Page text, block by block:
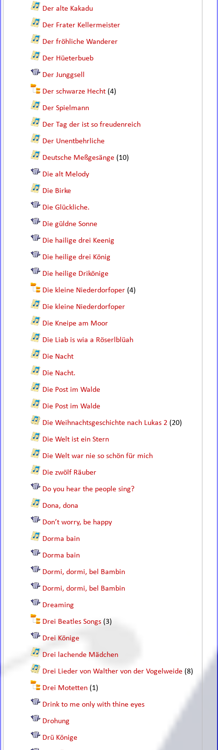
Der alte Kakadu
Der Frater Kellermeister
Der fröhliche Wanderer
Der Hüeterbueb
Der Junggsell
Der schwarze Hecht (4)
Der Spielmann
Der Tag der ist so freudenreich
Der Unentbehrliche
Deutsche Meßgesänge (10)
Die alt Melody
Die Birke
Die Glückliche.
Die güldne Sonne
Die hailige drei Keenig
Die heilige drei König
Die heilige Drikönige
Die kleine Niederdorfoper (4)
Die kleine Niederdorfoper
Die Kneipe am Moor
Die Liab is wia a Röserlblüah
Die Nacht
Die Nacht.
Die Post im Walde
Die Post im Walde
Die Weihnachtsgeschichte nach Lukas 2 (20)
Die Welt ist ein Stern
Die Welt war nie so schön für mich
Die zwölf Räuber
Do you hear the people sing?
Dona, dona
Don’t worry, be happy
Dorma bain
Dorma bain
Dormi, dormi, bel Bambin
Dormi, dormi, bel Bambin
Dreaming
Drei Beatles Songs (3)
Drei Könige
Drei lachende Mädchen
Drei Lieder von Walther von der Vogelweide (8)
Drei Motetten (1)
Drink to me only with thine eyes
Drohung
Drü Könige